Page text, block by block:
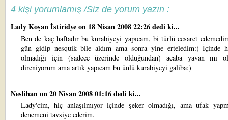
4 kişi yorumlamış /Siz de yorum yazın :
Lady Koşan İstiridyeon 18 Nisan 2008 22:26 dedi ki...
Ben de kaç haftadır bu kurabiyeyi yapıcam, bi türlü cesaret
gün gidip nesquik bile aldım ama sonra yine erteledim:) İçinde
olmadığı için (sadece üzerinde olduğundan) acaba yavan mı
direniyorum ama artık yapıcam bu ünlü kurabiyeyi galiba:)
Neslihanon 20 Nisan 2008 01:16 dedi ki...
Lady'cim, hiç anlaşılmıyor içinde şeker olmadığı, ama ufak
denemeni tavsiye ederim.